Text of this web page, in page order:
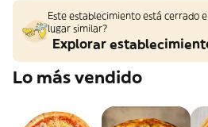
Este establecimiento está cerrado
lugar similar?
Explorar
Lo más vendido